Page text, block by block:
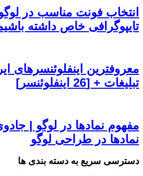
انتخاب فونت مناسب در
تایپوگرافی خاص داشته
معروفترین اینفلوئنسرهای
تبلیغات + [26 اینفلوئنسر]
مفهوم نمادها در لوگو |
نمادها در طراحی لوگو
دسترسی سریع به دسته بندی ها